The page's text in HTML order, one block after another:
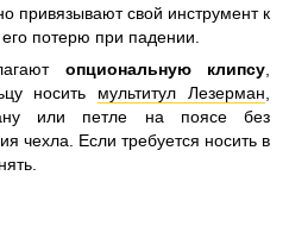
привязывают свой инструмент к
потерю при падении.
опциональную клипсу
носить мультитул Лезерман
или петле на поясе без
чехла. Если требуется носить в